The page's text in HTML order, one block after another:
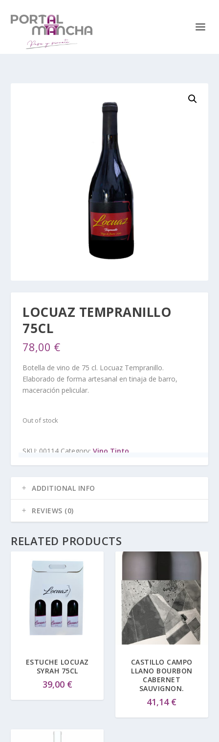
LOCUAZ TEMPRANILLO
75CL
78,00 €
Botella de vino de 75 cl. Locuaz Tempranillo.
Elaborado de forma artesanal en tinaja de barro,
maceración pelicular.
Out of stock
SKU: 00114 Category:Vino Tinto
ADDITIONAL INFO
REVIEWS (0)
RELATED PRODUCTS
ESTUCHE LOCUAZ
SYRAH 75CL
39,00 €
CASTILLO CAMPO
LLANO BOURBON
CABERNET
SAUVIGNON.
41,14 €